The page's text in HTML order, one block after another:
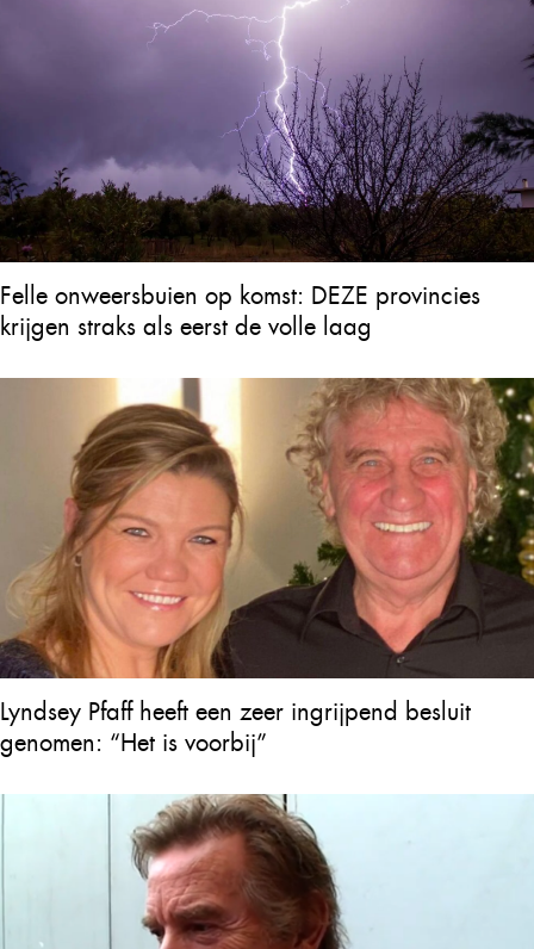
Felle onweersbuien op komst: DEZE provincies
krijgen straks als eerst de volle laag
Lyndsey Pfaff heeft een zeer ingrijpend besluit
genomen: “Het is voorbij”